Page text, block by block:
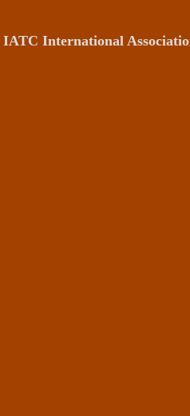
International